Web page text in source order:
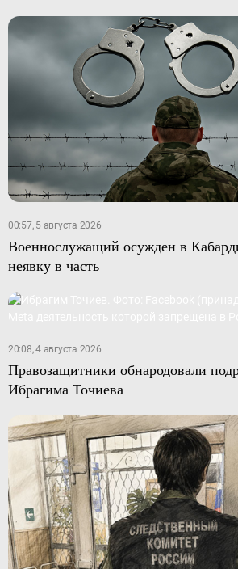
00:57, 5 августа 2026
Военнослужащий осужден в
неявку в часть
20:08, 4 августа 2026
Правозащитники обнародовали
Ибрагима Точиева